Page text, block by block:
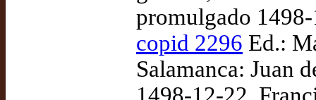
promulgado
copid 2296 Ed.:
Salamanca: Juan